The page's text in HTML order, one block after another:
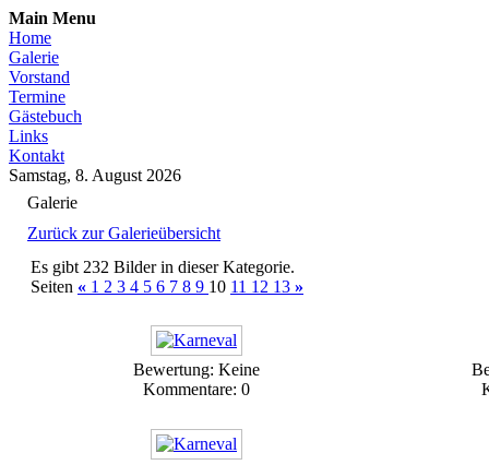
Main Menu
Home
Galerie
Vorstand
Termine
Gästebuch
Links
Kontakt
Samstag, 8. August 2026
Galerie
Zurück zur Galerieübersicht
Es gibt 232 Bilder in dieser Kategorie.
Seiten « 1 2 3 4 5 6 7 8 9 10 11 12 13 »
Bewertung: Keine
Kommentare: 0